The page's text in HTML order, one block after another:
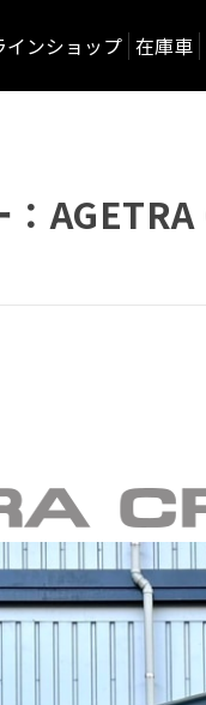
インショップ 在庫車
AGETRA